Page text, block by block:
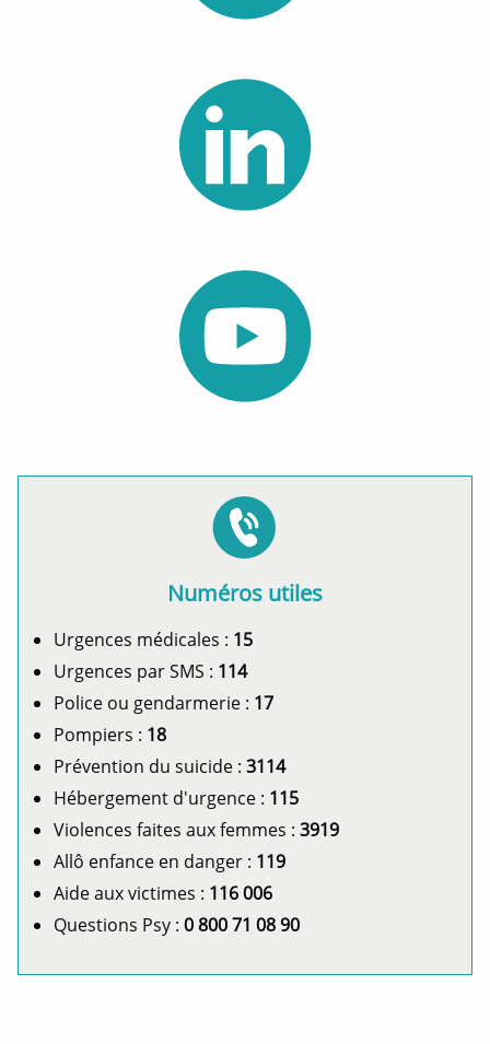
Numéros utiles
Urgences médicales : 15
Urgences par SMS : 114
Police ou gendarmerie : 17
Pompiers : 18
Prévention du suicide : 3114
Hébergement d'urgence : 115
Violences faites aux femmes : 3919
Allô enfance en danger : 119
Aide aux victimes : 116 006
Questions Psy : 0 800 71 08 90